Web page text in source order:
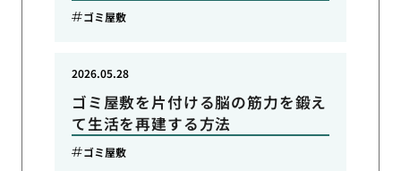
ゴミ屋敷
ゴミ屋敷を片付ける脳の筋力を鍛え
て生活を再建する方法
2026.05.28
ゴミ屋敷